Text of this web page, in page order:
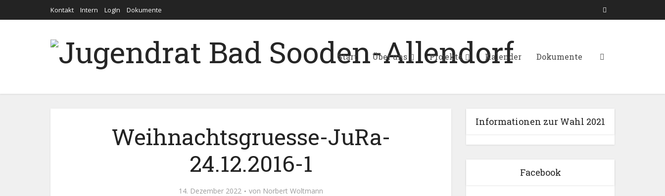
Kontakt Intern LogIn Dokumente
Start Über uns Projekte Kalender Dokumente
Weihnachtsgruesse-JuRa-
24.12.2016-1
14. Dezember 2022 von Norbert Woltmann
Informationen zur Wahl 2021
Facebook